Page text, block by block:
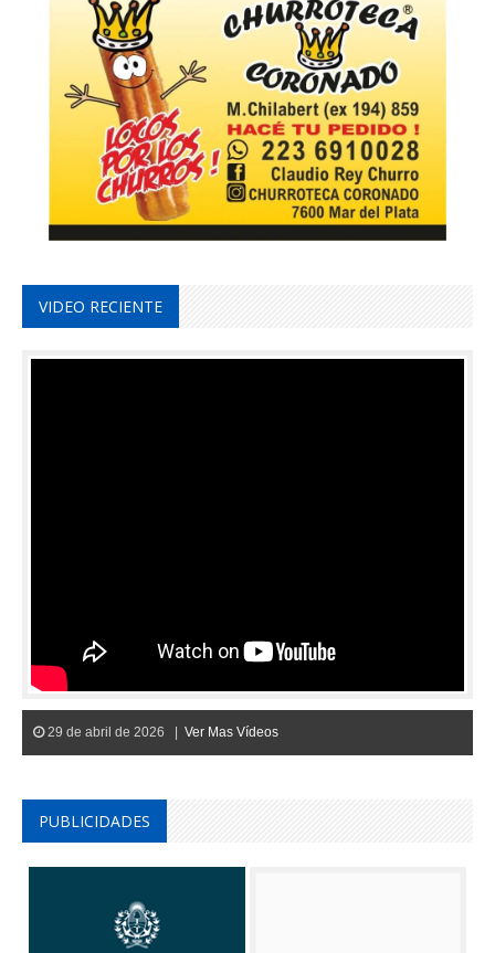
VIDEO RECIENTE
29 de abril de 2026 | Ver Mas Vídeos
PUBLICIDADES